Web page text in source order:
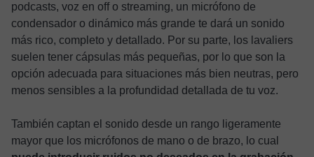
podcasts, voz en off o streaming, un micrófono de
condensador o dinámico más grande te dará un sonido
más rico, completo y detallado. Por su parte, los lavaliers
suelen tener cápsulas más pequeñas, por lo que son la
opción adecuada para situaciones más bien neutras, pero
menos sensibles a la profundidad detallada de tu voz.
También captan el sonido desde un rango ligeramente
mayor que los micrófonos de mano o de brazo, lo cual